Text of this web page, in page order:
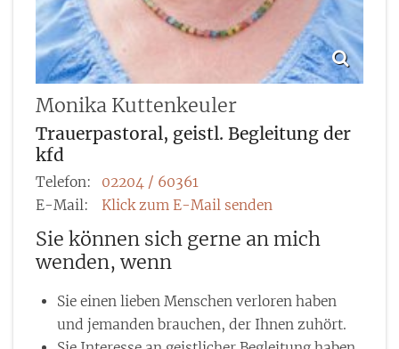
Monika Kuttenkeuler
Trauerpastoral, geistl. Begleitung der
kfd
Telefon:
02204 / 60361
E-Mail:
Klick zum E-Mail senden
Sie können sich gerne an mich
wenden, wenn
Sie einen lieben Menschen verloren haben
und jemanden brauchen, der Ihnen zuhört.